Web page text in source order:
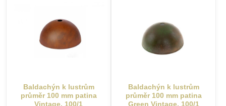
Baldachýn k lustrům
průměr 100 mm patina
Vintage, 100/1
Baldachýn k lustrům
průměr 100 mm patina
Green Vintage, 100/1